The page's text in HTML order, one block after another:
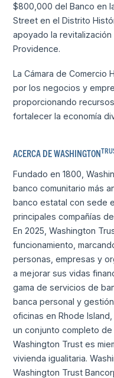
$800,000 del Banco en
Street en el Distrito
apoyado la
Providence.
La Cámara de Comercio
por los negocios y
proporcionando
fortalecer la economía
ACERCA DE WASHINGTON
Fundado en 1800,
banco comunitario más
banco estatal con sede
principales compañías
En 2025, Washington
funcionamiento,
personas, empresas y
a mejorar sus vidas
gama de servicios de
banca personal y
oficinas en Rhode
un conjunto completo
Washington Trust es
vivienda igualitaria.
Washington Trust